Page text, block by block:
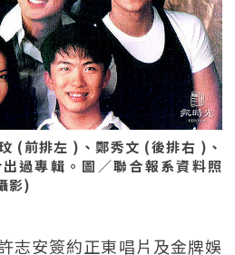
(前排左 )、鄭秀文 (後排右 )、
過專輯。圖／聯合報系資料照
影)
志安簽約正東唱片及金牌娛